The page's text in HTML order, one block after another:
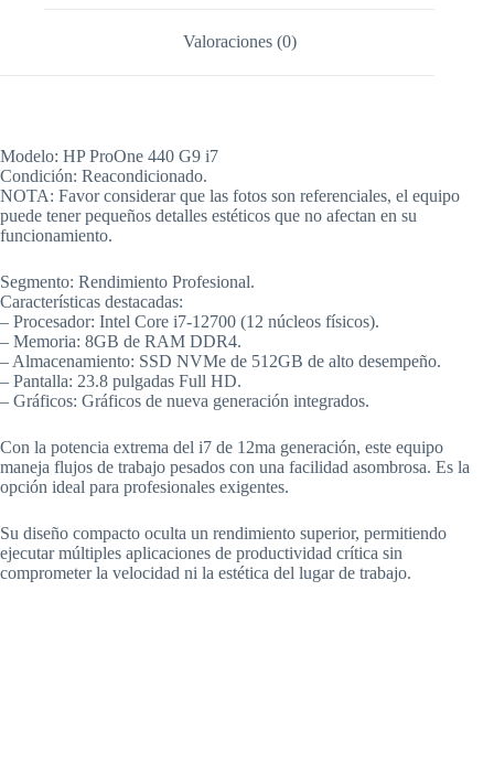
Valoraciones (0)
Modelo: HP ProOne 440 G9 i7
Condición: Reacondicionado.
NOTA: Favor considerar que las fotos son referenciales, el equipo
puede tener pequeños detalles estéticos que no afectan en su
funcionamiento.
Segmento: Rendimiento Profesional.
Características destacadas:
– Procesador: Intel Core i7-12700 (12 núcleos físicos).
– Memoria: 8GB de RAM DDR4.
– Almacenamiento: SSD NVMe de 512GB de alto desempeño.
– Pantalla: 23.8 pulgadas Full HD.
– Gráficos: Gráficos de nueva generación integrados.
Con la potencia extrema del i7 de 12ma generación, este equipo
maneja flujos de trabajo pesados con una facilidad asombrosa. Es la
opción ideal para profesionales exigentes.
Su diseño compacto oculta un rendimiento superior, permitiendo
ejecutar múltiples aplicaciones de productividad crítica sin
comprometer la velocidad ni la estética del lugar de trabajo.